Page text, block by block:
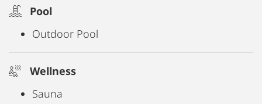
Pool
Outdoor Pool
Wellness
Sauna